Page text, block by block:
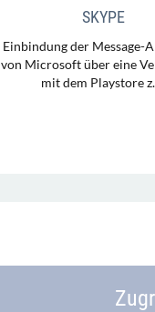
SKYPE
Einbindung der Message-
von Microsoft über eine
mit dem Playstore